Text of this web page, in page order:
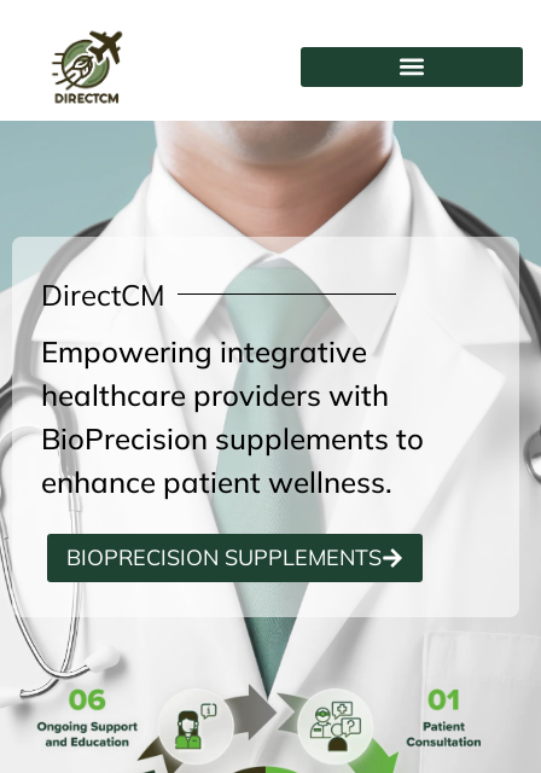
DirectCM
Empowering integrative
healthcare providers with
BioPrecision supplements to
enhance patient wellness.
BIOPRECISION SUPPLEMENTS